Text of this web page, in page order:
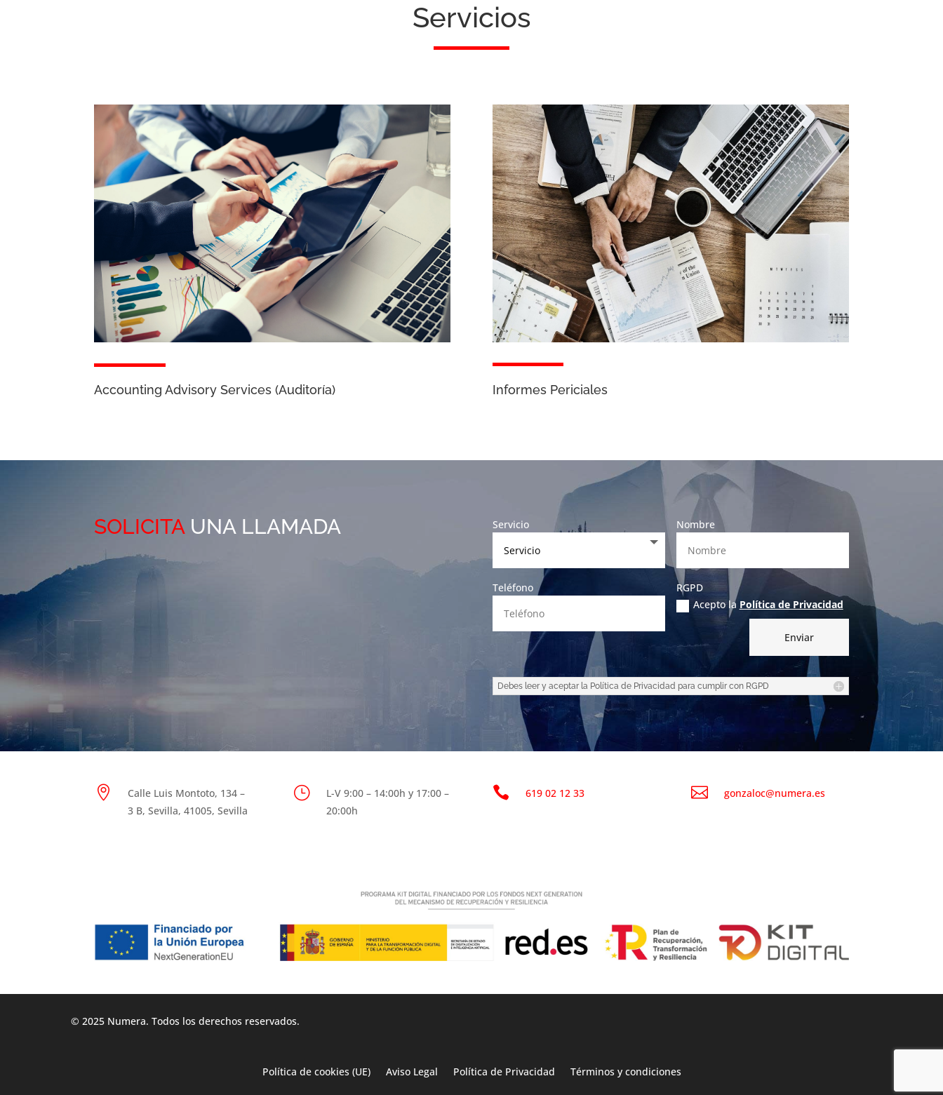
Servicios
Accounting Advisory Services (Auditoría) Informes Periciales
SOLICITAUNA LLAMADA Servicio Nombre
Teléfono
RGPD
Acepto la Política de Privacidad
Enviar
Debes leer y aceptar la Política de Privacidad para cumplir con RGPD

Calle Luis Montoto, 134 –
3 B, Sevilla, 41005, Sevilla
}
L-V 9:00 – 14:00h y 17:00 –
20:00h
 619 02 12 33  gonzaloc@numera.es
© 2025 Numera. Todos los derechos reservados.
Política de cookies (UE) Aviso Legal Política de Privacidad Términos y condiciones